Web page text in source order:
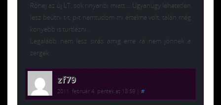
Röhej az új LT, sok rinyaribi miatt…. Ugyanúgy lehetetlen
lesz beütni t-t, p-t nemtudom mi értelme volt, talán még
könyebb is turtlézni..
Legalább nem lesz sirás amig erre rá nem jönnek a
zergek
zf79
2011. február 4. péntek at 18:59 #